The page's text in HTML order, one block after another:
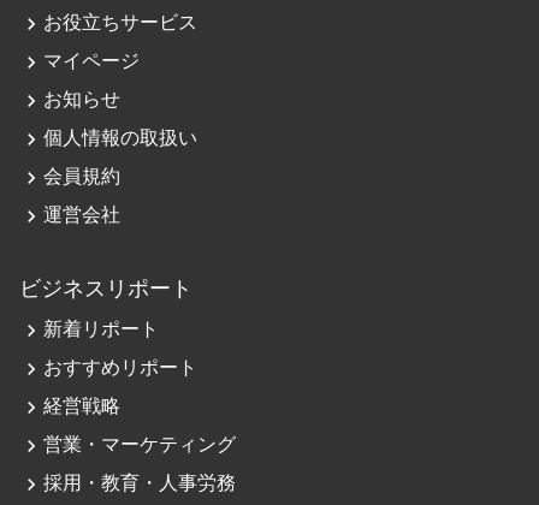
navigate_next お役立ちサービス
navigate_next マイページ
navigate_next お知らせ
navigate_next 個人情報の取扱い
navigate_next 会員規約
navigate_next 運営会社
ビジネスリポート
navigate_next 新着リポート
navigate_next おすすめリポート
navigate_next 経営戦略
navigate_next 営業・マーケティング
navigate_next 採用・教育・人事労務